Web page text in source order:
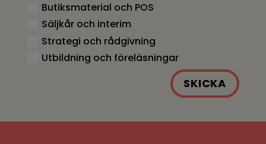
Butiksmaterial och POS
Säljkår och interim
Strategi och rådgivning
Utbildning och föreläsningar
SKICKA